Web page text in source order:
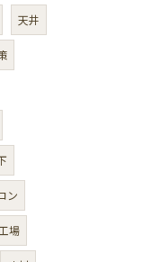
天井
ン
場